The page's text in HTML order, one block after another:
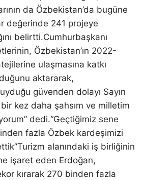
da Özbekistan’da bugüne
değerinde 241 projeye
belirtti.Cumhurbaşkanı
Özbekistan’ın 2022-
ulaşmasına katkı
aktararak,
güvenden dolayı Sayın
bir kez daha şahsım ve milletim
dedi.“Geçtiğimiz sene
fazla Özbek kardeşimizi
alanındaki iş birliğinin
işaret eden Erdoğan,
kırarak 270 binden fazla